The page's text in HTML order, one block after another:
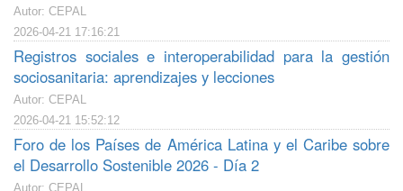
Autor: CEPAL
2026-04-21 17:16:21
Registros sociales e interoperabilidad para la gestión
sociosanitaria: aprendizajes y lecciones
Autor: CEPAL
2026-04-21 15:52:12
Foro de los Países de América Latina y el Caribe sobre
el Desarrollo Sostenible 2026 - Día 2
Autor: CEPAL